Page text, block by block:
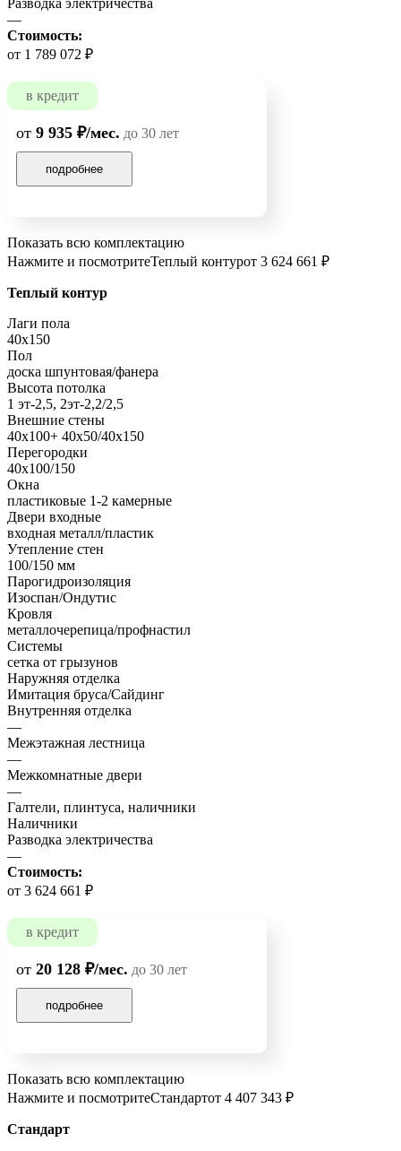
Разводка электричества
—
Стоимость:
от 1 789 072 ₽
в кредит
от 9 935 ₽/мес. до 30 лет
подробнее
Показать всю комплектацию
Нажмите и посмотритеТеплый контурот 3 624 661 ₽
Теплый контур
Лаги пола
40х150
Пол
доска шпунтовая/фанера
Высота потолка
1 эт-2,5, 2эт-2,2/2,5
Внешние стены
40х100+ 40х50/40х150
Перегородки
40х100/150
Окна
пластиковые 1-2 камерные
Двери входные
входная металл/пластик
Утепление стен
100/150 мм
Парогидроизоляция
Изоспан/Ондутис
Кровля
металлочерепица/профнастил
Системы
сетка от грызунов
Наружняя отделка
Имитация бруса/Сайдинг
Внутренняя отделка
—
Межэтажная лестница
—
Межкомнатные двери
—
Галтели, плинтуса, наличники
Наличники
Разводка электричества
—
Стоимость:
от 3 624 661 ₽
в кредит
от 20 128 ₽/мес. до 30 лет
подробнее
Показать всю комплектацию
Нажмите и посмотритеСтандартот 4 407 343 ₽
Стандарт